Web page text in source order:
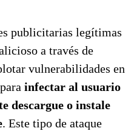
publicitarias legítimas
a través de
vulnerabilidades en
infectar al usuario
descargue o instale
. Este tipo de ataque